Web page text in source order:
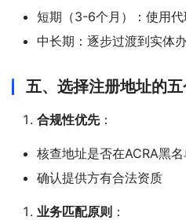
短期（3-6个月）：使用代
中长期：逐步过渡到实体
五、选择注册地址的五
合规性优先：
核查地址是否在ACRA黑
确认提供方有合法资质
业务匹配原则 ：